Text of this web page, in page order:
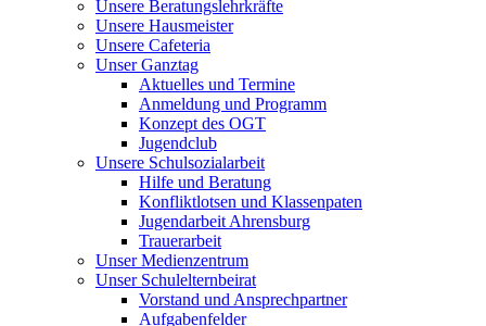
Unsere Beratungslehrkräfte
Unsere Hausmeister
Unsere Cafeteria
Unser Ganztag
Aktuelles und Termine
Anmeldung und Programm
Konzept des OGT
Jugendclub
Unsere Schulsozialarbeit
Hilfe und Beratung
Konfliktlotsen und Klassenpaten
Jugendarbeit Ahrensburg
Trauerarbeit
Unser Medienzentrum
Unser Schulelternbeirat
Vorstand und Ansprechpartner
Aufgabenfelder